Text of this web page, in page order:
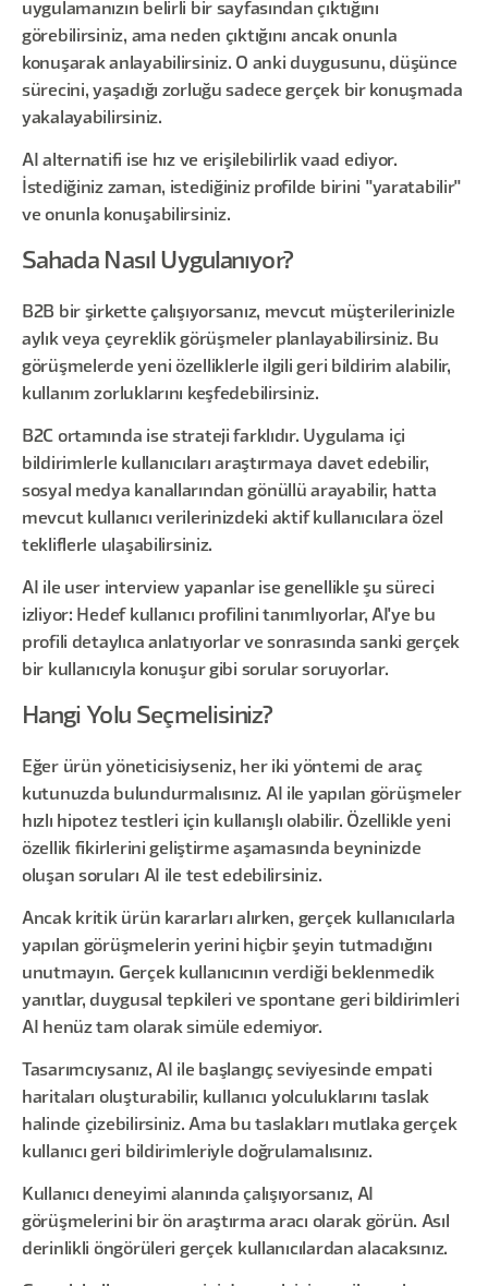
uygulamanızın belirli bir sayfasından çıktığını
görebilirsiniz, ama neden çıktığını ancak onunla
konuşarak anlayabilirsiniz. O anki duygusunu, düşünce
sürecini, yaşadığı zorluğu sadece gerçek bir konuşmada
yakalayabilirsiniz.
AI alternatifi ise hız ve erişilebilirlik vaad ediyor.
İstediğiniz zaman, istediğiniz profilde birini "yaratabilir"
ve onunla konuşabilirsiniz.
Sahada Nasıl Uygulanıyor?
B2B bir şirkette çalışıyorsanız, mevcut müşterilerinizle
aylık veya çeyreklik görüşmeler planlayabilirsiniz. Bu
görüşmelerde yeni özelliklerle ilgili geri bildirim alabilir,
kullanım zorluklarını keşfedebilirsiniz.
B2C ortamında ise strateji farklıdır. Uygulama içi
bildirimlerle kullanıcıları araştırmaya davet edebilir,
sosyal medya kanallarından gönüllü arayabilir, hatta
mevcut kullanıcı verilerinizdeki aktif kullanıcılara özel
tekliflerle ulaşabilirsiniz.
AI ile user interview yapanlar ise genellikle şu süreci
izliyor: Hedef kullanıcı profilini tanımlıyorlar, AI'ye bu
profili detaylıca anlatıyorlar ve sonrasında sanki gerçek
bir kullanıcıyla konuşur gibi sorular soruyorlar.
Hangi Yolu Seçmelisiniz?
Eğer ürün yöneticisiyseniz, her iki yöntemi de araç
kutunuzda bulundurmalısınız. AI ile yapılan görüşmeler
hızlı hipotez testleri için kullanışlı olabilir. Özellikle yeni
özellik fikirlerini geliştirme aşamasında beyninizde
oluşan soruları AI ile test edebilirsiniz.
Ancak kritik ürün kararları alırken, gerçek kullanıcılarla
yapılan görüşmelerin yerini hiçbir şeyin tutmadığını
unutmayın. Gerçek kullanıcının verdiği beklenmedik
yanıtlar, duygusal tepkileri ve spontane geri bildirimleri
AI henüz tam olarak simüle edemiyor.
Tasarımcıysanız, AI ile başlangıç seviyesinde empati
haritaları oluşturabilir, kullanıcı yolculuklarını taslak
halinde çizebilirsiniz. Ama bu taslakları mutlaka gerçek
kullanıcı geri bildirimleriyle doğrulamalısınız.
Kullanıcı deneyimi alanında çalışıyorsanız, AI
görüşmelerini bir ön araştırma aracı olarak görün. Asıl
derinlikli öngörüleri gerçek kullanıcılardan alacaksınız.